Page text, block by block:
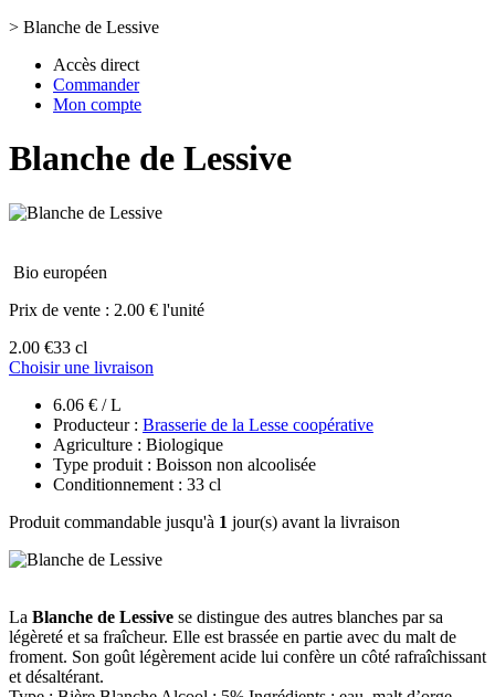
> Blanche de Lessive
Accès direct
Commander
Mon compte
Blanche de Lessive
Bio européen
Prix de vente : 2.00 € l'unité
2.00 €33 cl
Choisir une livraison
6.06 € / L
Producteur : Brasserie de la Lesse coopérative
Agriculture : Biologique
Type produit : Boisson non alcoolisée
Conditionnement : 33 cl
Produit commandable jusqu'à 1 jour(s) avant la livraison
La Blanche de Lessive se distingue des autres blanches par sa
légèreté et sa fraîcheur. Elle est brassée en partie avec du malt de
froment. Son goût légèrement acide lui confère un côté rafraîchissant
et désaltérant.